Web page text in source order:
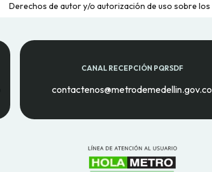
Derechos de autor y/o autorización de uso sobre
CANAL RECEPCIÓN PQRSDF
contactenos@metrodemedellin.gov.co